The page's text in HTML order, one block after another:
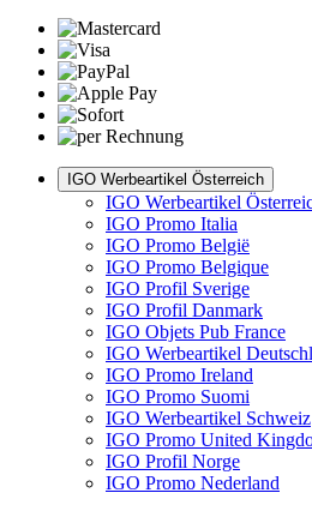
IGO Werbeartikel Österreich
IGO Werbeartikel
IGO Promo Italia
IGO Promo België
IGO Promo Belgique
IGO Profil Sverige
IGO Profil Danmark
IGO Objets Pub France
IGO Werbeartikel
IGO Promo Ireland
IGO Promo Suomi
IGO Werbeartikel Schweiz
IGO Promo United
IGO Profil Norge
IGO Promo Nederland